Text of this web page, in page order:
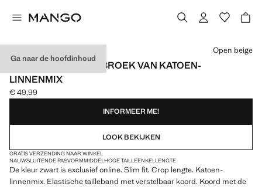
Ga naar de hoofdinhoud
SLIM-FIT CROPPED BROEK VAN KATOEN-
LINNENMIX
Huidige prijs [€ 49,99 ]
€ 49,99
Kies een kleur
Open beige
INFORMEER ME!
LOOK BEKIJKEN
GRATIS VERZENDING NAAR WINKEL
NAUWSLUITENDE PASVORMMIDDELHOGE TAILLEENKELLENGTE
De kleur zwart is exclusief online. Slim fit. Crop lengte. Katoen-
linnenmix. Elastische tailleband met verstelbaar koord. Koord met de